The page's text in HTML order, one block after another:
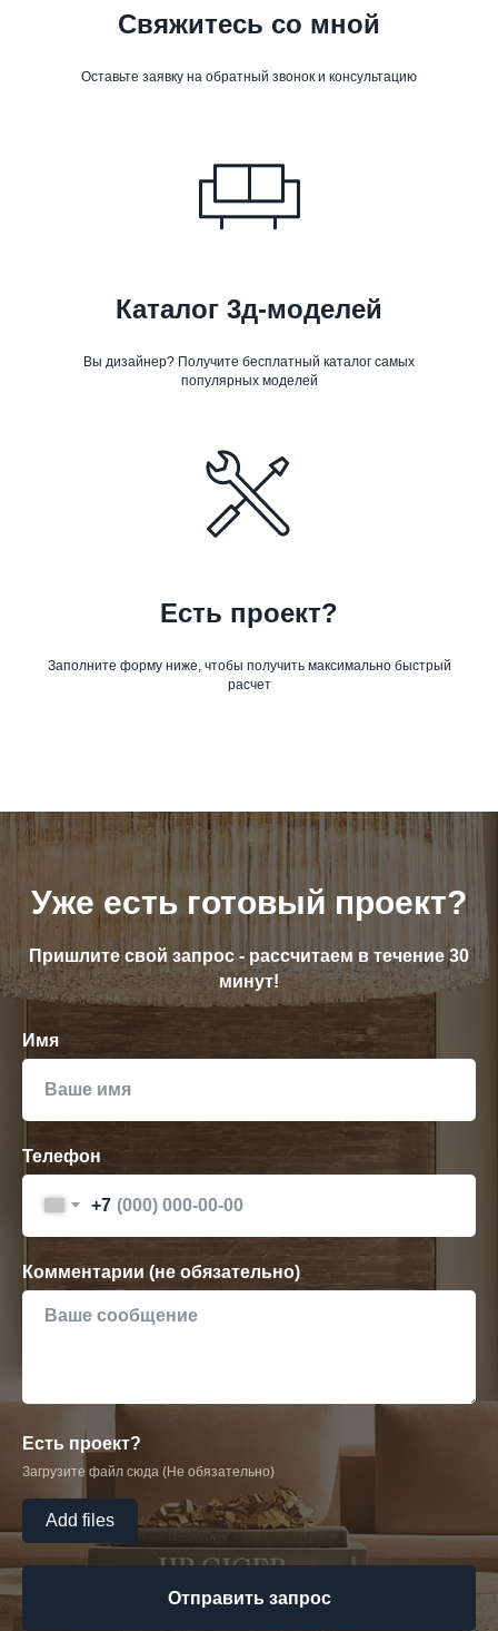
Свяжитесь со мной
Оставьте заявку на обратный звонок и консультацию
Каталог 3д-моделей
Вы дизайнер? Получите бесплатный каталог самых
популярных моделей
Есть проект?
Заполните форму ниже, чтобы получить максимально быстрый
расчет
Уже есть готовый проект?
Пришлите свой запрос - рассчитаем в течение 30
минут!
Имя
Телефон
+7
Комментарии (не обязательно)
Есть проект?
Загрузите файл сюда (Не обязательно)
Add files
Отправить запрос